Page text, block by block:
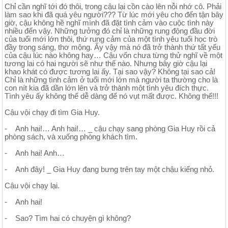
Chỉ cần nghĩ tới đó thôi, trong cậu lại cồn cào lên nỗi nhớ cô. Phải
làm sao khi đã quá yêu người??? Từ lúc mới yêu cho đến tận bây
giờ, cậu không hề nghĩ mình đã đặt tình cảm vào cuộc tình này
nhiều đến vậy. Những tưởng đó chỉ là những rung động đầu đời
của tuổi mới lớn thôi, thứ rung cảm của một tình yêu tuổi học trò
đầy trong sáng, thơ mộng. Ấy vậy mà nó đã trở thành thứ tất yếu
của cậu lúc nào không hay… Cậu vốn chưa từng thử nghĩ về một
tương lai có hai người sẽ như thế nào. Nhưng bây giờ cậu lại
khao khát có được tương lai ấy. Tại sao vậy? Không tại sao cả!
Chỉ là những tình cảm ở tuổi mới lớn mà người ta thường cho là
con nít kia đã dần lớn lên và trở thành một tình yêu đích thực.
Tình yêu ấy không thể dễ dàng để nó vụt mất được. Không thể!!!
Cậu vội chạy đi tìm Gia Huy.
- Anh hai!… Anh hai!… _ cậu chạy sang phòng Gia Huy rồi cả
phòng sách, và xuống phòng khách tìm.
- Anh hai! Anh…
- Anh đây! _ Gia Huy đang bưng trên tay một chậu kiểng nhỏ.
Cậu vội chạy lại.
- Anh hai!
- Sao? Tìm hai có chuyện gì không?